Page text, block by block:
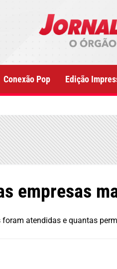
Conexão Pop Edição
empresas
atendidas e quantas